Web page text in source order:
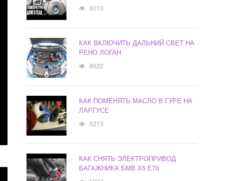
6013
КАК ВКЛЮЧИТЬ ДАЛЬНИЙ СВЕТ НА
РЕНО ЛОГАН
8622
КАК ПОМЕНЯТЬ МАСЛО В ГУРЕ НА
ЛАРГУСЕ
5213
КАК СНЯТЬ ЭЛЕКТРОПРИВОД
БАГАЖНИКА БМВ Х5 Е70